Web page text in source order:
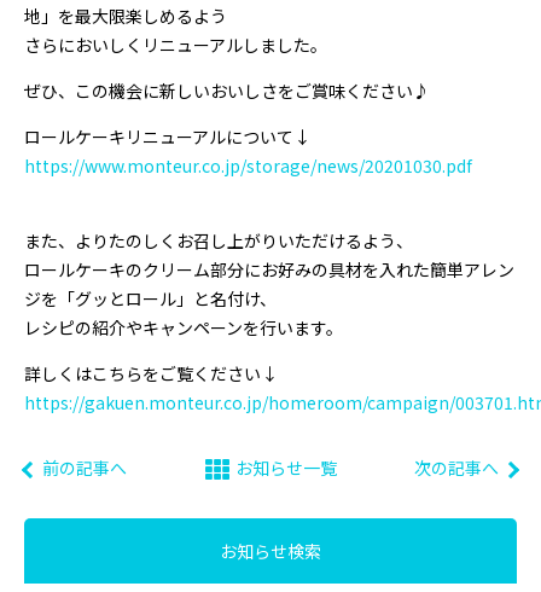
地」を最大限楽しめるよう
さらにおいしくリニューアルしました。
ぜひ、この機会に新しいおいしさをご賞味ください♪
ロールケーキリニューアルについて↓
https://www.monteur.co.jp/storage/news/20201030.pdf
また、よりたのしくお召し上がりいただけるよう、
ロールケーキのクリーム部分にお好みの具材を入れた簡単アレン
ジを「グッとロール」と名付け、
レシピの紹介やキャンペーンを行います。
詳しくはこちらをご覧ください↓
https://gakuen.monteur.co.jp/homeroom/campaign/
前の記事へ お知らせ一覧 次の記事へ
お知らせ検索